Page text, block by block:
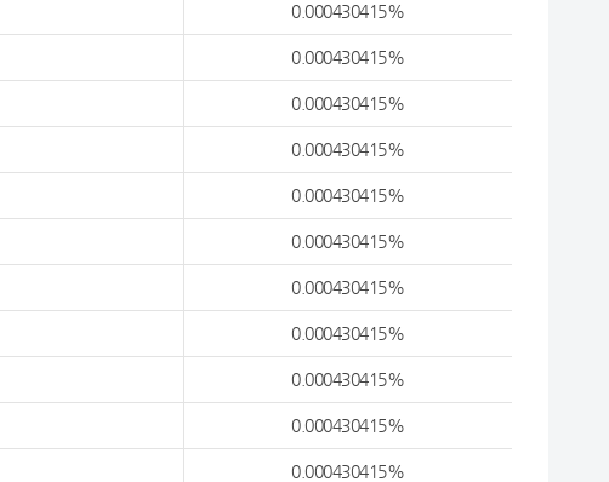
0.000430415%
0.000430415%
0.000430415%
0.000430415%
0.000430415%
0.000430415%
0.000430415%
0.000430415%
0.000430415%
0.000430415%
0.000430415%